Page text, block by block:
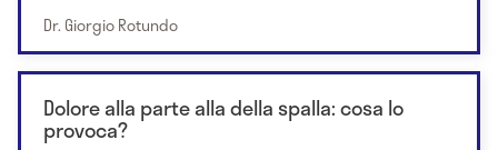
Dr. Giorgio Rotundo
Dolore alla parte alla della spalla: cosa lo
provoca?